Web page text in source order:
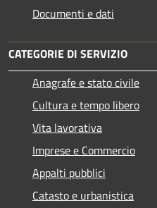
Documenti e dati
CATEGORIE DI SERVIZIO
Anagrafe e stato civile
Cultura e tempo libero
Vita lavorativa
Imprese e Commercio
Appalti pubblici
Catasto e urbanistica